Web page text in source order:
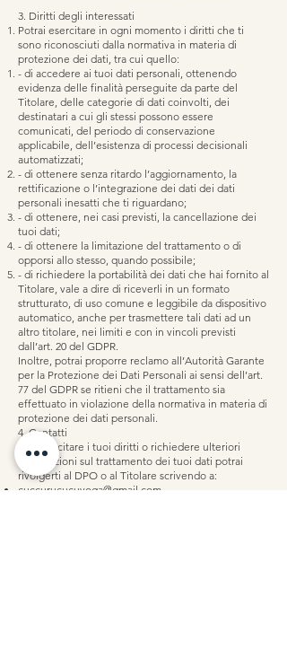
3. Diritti degli interessati
Potrai esercitare in ogni momento i diritti che ti
sono riconosciuti dalla normativa in materia di
protezione dei dati, tra cui quello:
- di accedere ai tuoi dati personali, ottenendo
evidenza delle finalità perseguite da parte del
Titolare, delle categorie di dati coinvolti, dei
destinatari a cui gli stessi possono essere
comunicati, del periodo di conservazione
applicabile, dell’esistenza di processi decisionali
automatizzati;
- di ottenere senza ritardo l’aggiornamento, la
rettificazione o l’integrazione dei dati dei dati
personali inesatti che ti riguardano;
- di ottenere, nei casi previsti, la cancellazione dei
tuoi dati;
- di ottenere la limitazione del trattamento o di
opporsi allo stesso, quando possibile;
- di richiedere la portabilità dei dati che hai fornito al
Titolare, vale a dire di riceverli in un formato
strutturato, di uso comune e leggibile da dispositivo
automatico, anche per trasmettere tali dati ad un
altro titolare, nei limiti e con in vincoli previsti
dall’art. 20 del GDPR.
Inoltre, potrai proporre reclamo all’Autorità Garante
per la Protezione dei Dati Personali ai sensi dell’art.
77 del GDPR se ritieni che il trattamento sia
effettuato in violazione della normativa in materia di
protezione dei dati personali.
4. Contatti
Per esercitare i tuoi diritti o richiedere ulteriori
informazioni sul trattamento dei tuoi dati potrai
rivolgerti al DPO o al Titolare scrivendo a:
cuccurucucuyoga@gmail.com